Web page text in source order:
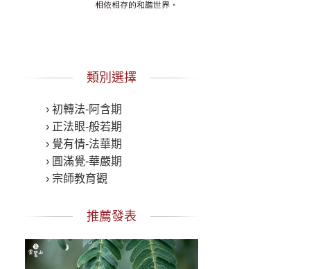
類別選擇
› 初轉法-阿含期
› 正法眼-般若期
› 覺有情-法華期
› 圓滿覺-華嚴期
› 宗師教育觀
推薦發表